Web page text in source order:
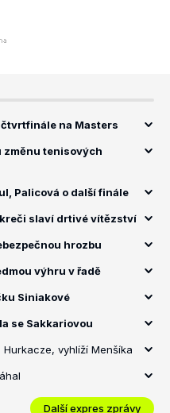
na Masters
změnu tenisových
Palicová o další finále
slaví drtivé vítězství
hrozbu
výhru v řadě
Siniakové
se Sakkariovou
vyhlíží Menšíka
Další expres zprávy